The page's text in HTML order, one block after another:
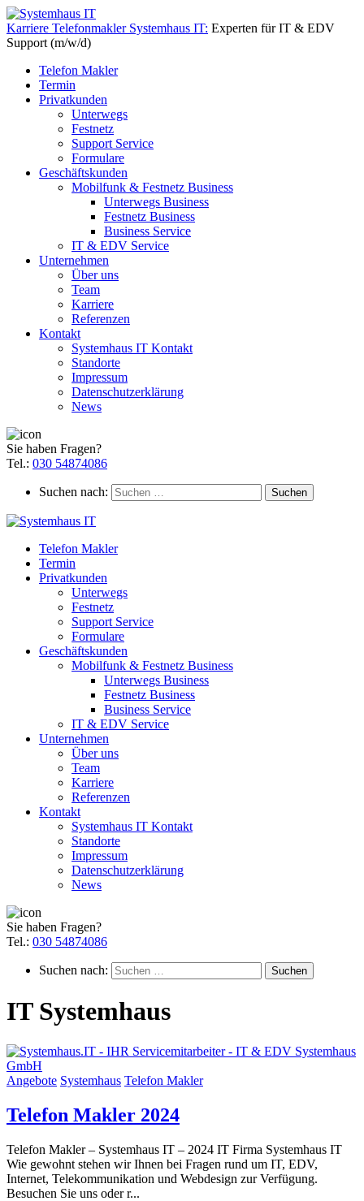
Karriere Telefonmakler Systemhaus IT: Experten für IT & EDV
Support (m/w/d)
Telefon Makler
Termin
Privatkunden
Unterwegs
Festnetz
Support Service
Formulare
Geschäftskunden
Mobilfunk & Festnetz Business
Unterwegs Business
Festnetz Business
Business Service
IT & EDV Service
Unternehmen
Über uns
Team
Karriere
Referenzen
Kontakt
Systemhaus IT Kontakt
Standorte
Impressum
Datenschutzerklärung
News
Sie haben Fragen?
Tel.: 030 54874086
Suchen nach:
Telefon Makler
Termin
Privatkunden
Unterwegs
Festnetz
Support Service
Formulare
Geschäftskunden
Mobilfunk & Festnetz Business
Unterwegs Business
Festnetz Business
Business Service
IT & EDV Service
Unternehmen
Über uns
Team
Karriere
Referenzen
Kontakt
Systemhaus IT Kontakt
Standorte
Impressum
Datenschutzerklärung
News
Sie haben Fragen?
Tel.: 030 54874086
Suchen nach:
IT Systemhaus
Angebote Systemhaus Telefon Makler
Telefon Makler 2024
Telefon Makler – Systemhaus IT – 2024 IT Firma Systemhaus IT
Wie gewohnt stehen wir Ihnen bei Fragen rund um IT, EDV,
Internet, Telekommunikation und Webdesign zur Verfügung.
Besuchen Sie uns oder r...